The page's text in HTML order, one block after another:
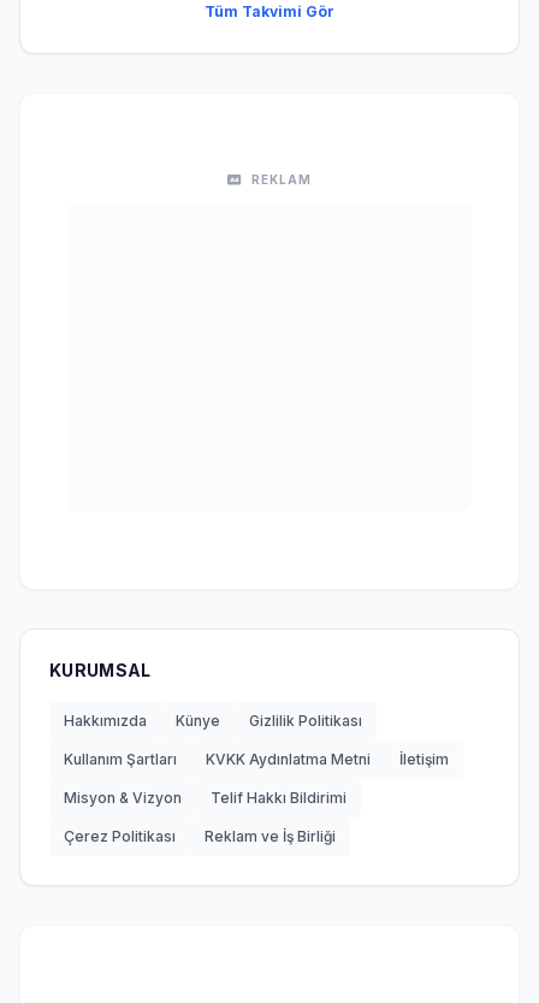
Tüm Takvimi Gör
REKLAM
KURUMSAL
Hakkımızda Künye Gizlilik Politikası
Kullanım Şartları KVKK Aydınlatma Metni İletişim
Misyon & Vizyon Telif Hakkı Bildirimi
Çerez Politikası Reklam ve İş Birliği